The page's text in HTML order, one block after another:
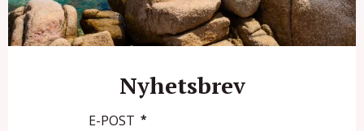
Nyhetsbrev
E-POST *